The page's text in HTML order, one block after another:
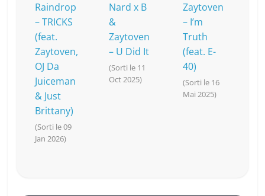
Raindrop
– TRICKS
(feat.
Zaytoven,
OJ Da
Juiceman
& Just
Brittany)
(Sorti le 09
Jan 2026)
Nard x B
&
Zaytoven
– U Did It
(Sorti le 11
Oct 2025)
Zaytoven
– I’m
Truth
(feat. E-
40)
(Sorti le 16
Mai 2025)